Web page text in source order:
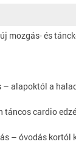
mozgás- és
– alapoktól a
táncos cardio
– óvodás kortól